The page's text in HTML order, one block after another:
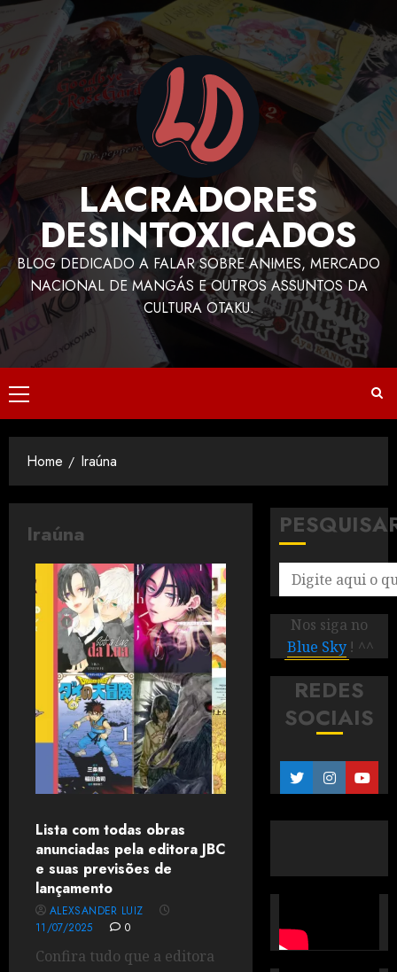
LACRADORES
DESINTOXICADOS
BLOG DEDICADO A FALAR SOBRE ANIMES, MERCADO
NACIONAL DE MANGÁS E OUTROS ASSUNTOS DA
CULTURA OTAKU.
Home Iraúna
Iraúna
Lista com todas obras
anunciadas pela editora JBC
e suas previsões de
lançamento
ALEXSANDER LUIZ
11/07/2025
0
Confira tudo que a editora
Nos siga no
Blue Sky ! ^^
REDES
SOCIAIS